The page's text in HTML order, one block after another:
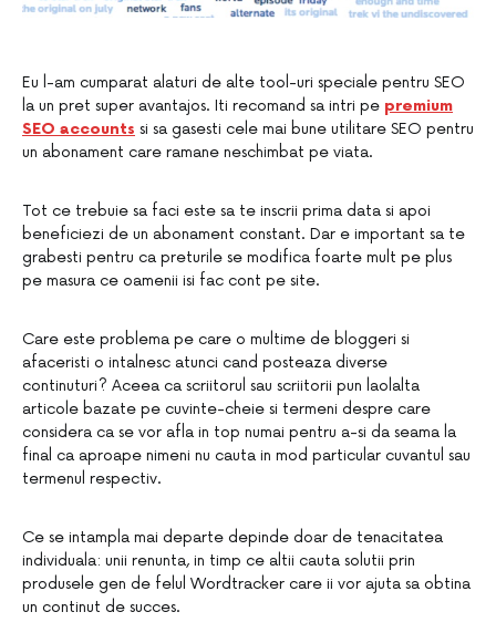
Eu l-am cumparat alaturi de alte tool-uri speciale pentru SEO
la un pret super avantajos. Iti recomand sa intri pe premium
SEO accounts si sa gasesti cele mai bune utilitare SEO pentru
un abonament care ramane neschimbat pe viata.
Tot ce trebuie sa faci este sa te inscrii prima data si apoi
beneficiezi de un abonament constant. Dar e important sa te
grabesti pentru ca preturile se modifica foarte mult pe plus
pe masura ce oamenii isi fac cont pe site.
Care este problema pe care o multime de bloggeri si
afaceristi o intalnesc atunci cand posteaza diverse
continuturi? Aceea ca scriitorul sau scriitorii pun laolalta
articole bazate pe cuvinte-cheie si termeni despre care
considera ca se vor afla in top numai pentru a-si da seama la
final ca aproape nimeni nu cauta in mod particular cuvantul sau
termenul respectiv.
Ce se intampla mai departe depinde doar de tenacitatea
individuala: unii renunta, in timp ce altii cauta solutii prin
produsele gen de felul Wordtracker care ii vor ajuta sa obtina
un continut de succes.